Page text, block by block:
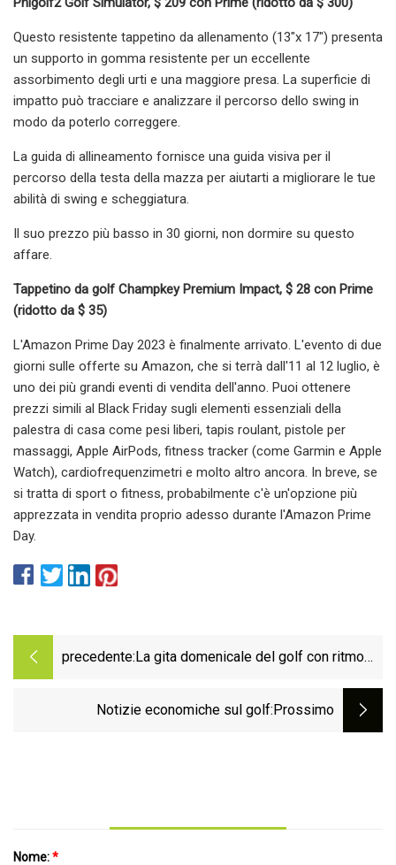
Questo resistente tappetino da allenamento (13"x 17") presenta
un supporto in gomma resistente per un eccellente
assorbimento degli urti e una maggiore presa. La superficie di
impatto può tracciare e analizzare il percorso dello swing in
modo da poterlo correggere.
La guida di allineamento fornisce una guida visiva per il
percorso della testa della mazza per aiutarti a migliorare le tue
abilità di swing e scheggiatura.
Il suo prezzo più basso in 30 giorni, non dormire su questo
affare.
Tappetino da golf Champkey Premium Impact, $ 28 con Prime
(ridotto da $ 35)
L'Amazon Prime Day 2023 è finalmente arrivato. L'evento di due
giorni sulle offerte su Amazon, che si terrà dall'11 al 12 luglio, è
uno dei più grandi eventi di vendita dell'anno. Puoi ottenere
prezzi simili al Black Friday sugli elementi essenziali della
palestra di casa come pesi liberi, tapis roulant, pistole per
massaggi, Apple AirPods, fitness tracker (come Garmin e Apple
Watch), cardiofrequenzimetri e molto altro ancora. In breve, se
si tratta di sport o fitness, probabilmente c'è un'opzione più
apprezzata in vendita proprio adesso durante l'Amazon Prime
Day.
precedente: La gita domenicale del golf con ritmo
Salvezza locale
Notizie economiche sul golf:Prossimo
Nome:*